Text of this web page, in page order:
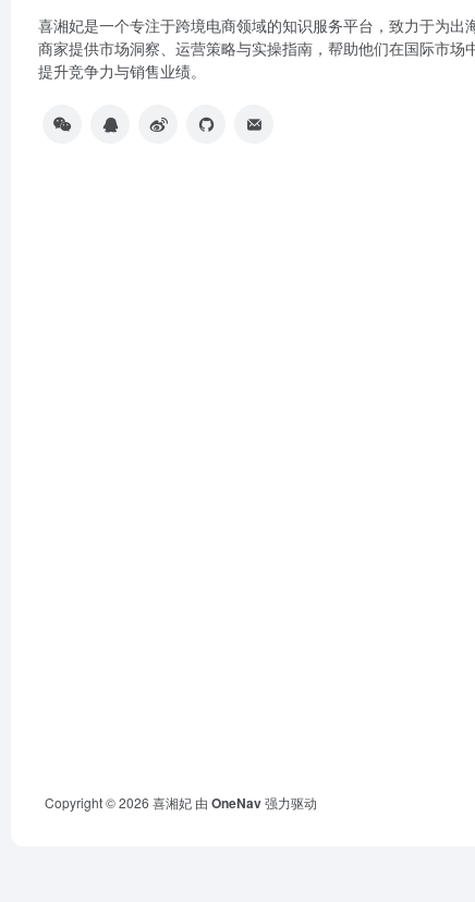
喜湘妃是一个专注于跨境电商领域的知识服务平台，致力于为出
商家提供市场洞察、运营策略与实操指南，帮助他们在国际市场
提升竞争力与销售业绩。
Copyright © 2026 喜湘妃 由 OneNav强力驱动